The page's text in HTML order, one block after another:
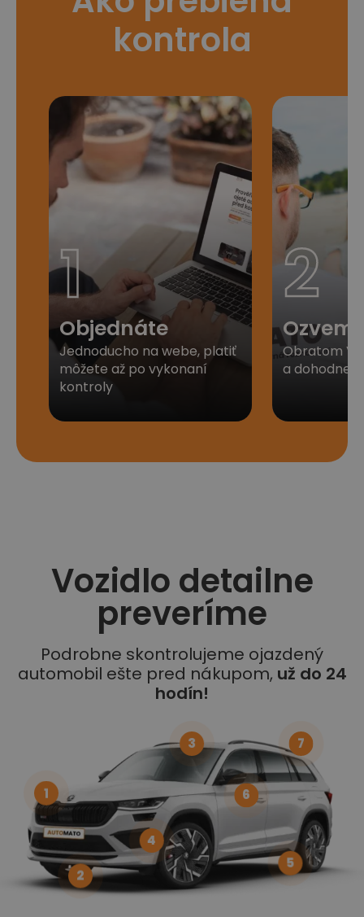
kontrola
1
Objednáte
Jednoducho na webe, platiť
môžete až po vykonaní
kontroly
2
Obratom
a
Vozidlo detailne
preveríme
Podrobne skontrolujeme ojazdený
automobil ešte pred nákupom, už do 24
hodín!
1
2
3
4
5
6
7